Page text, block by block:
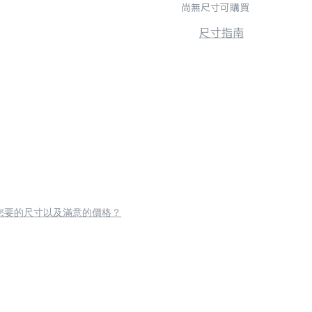
尚無尺寸可購買
尺寸指南
要的尺寸以及滿意的價格？